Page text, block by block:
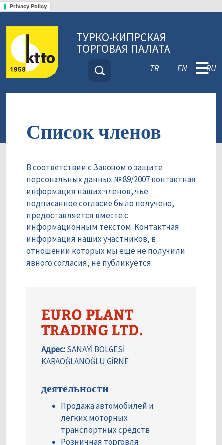
Privacy Policy
ТУРКО-КИПРСКАЯ
ТОРГОВАЯ ПАЛАТА
TR EN RU
☰
Список членов
В соответствии с Законом о защите
персональных данных № 89/2007 контактная
информация наших членов, чье
подписанное согласие было получено,
предоставляется вместе с
информационным текстом. Контактная
информация наших участников, в
отношении которых мы еще не получили
явного согласия, не публикуется.
EURO PLANT
TRADING LTD.
Адрес:SANAYİ BÖLGESİ
KARAOĞLANOĞLU GİRNE
деятельности
Продажа автомобилей и
легких моторных
транспортных средств
Розничная торговля